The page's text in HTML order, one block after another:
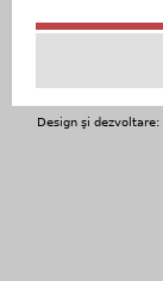
Design şi dezvoltare: